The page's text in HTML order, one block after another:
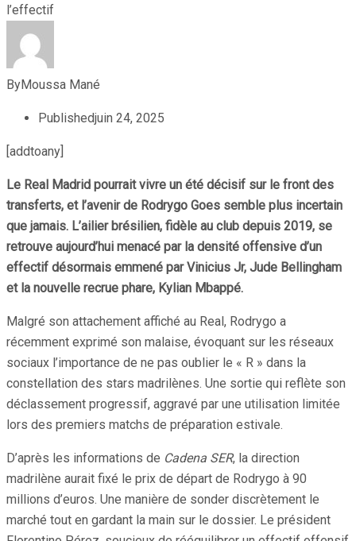
ByMoussa Mané
Publishedjuin 24, 2025
[addtoany]
Le Real Madrid pourrait vivre un été décisif sur le front des
transferts, et l’avenir de Rodrygo Goes semble plus incertain
que jamais. L’ailier brésilien, fidèle au club depuis 2019, se
retrouve aujourd’hui menacé par la densité offensive d’un
effectif désormais emmené par Vinicius Jr, Jude Bellingham
et la nouvelle recrue phare, Kylian Mbappé.
Malgré son attachement affiché au Real, Rodrygo a
récemment exprimé son malaise, évoquant sur les réseaux
sociaux l’importance de ne pas oublier le « R » dans la
constellation des stars madrilènes. Une sortie qui reflète son
déclassement progressif, aggravé par une utilisation limitée
lors des premiers matchs de préparation estivale.
D’après les informations de Cadena SER, la direction
madrilène aurait fixé le prix de départ de Rodrygo à 90
millions d’euros. Une manière de sonder discrètement le
marché tout en gardant la main sur le dossier. Le président